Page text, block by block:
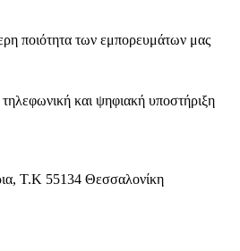
ποιότητα των εμπορευμάτων μας
και ψηφιακή υποστήριξη
Τ.Κ 55134 Θεσσαλονίκη